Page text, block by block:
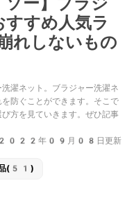
すめ人気ラ
しないもの
濯ネット。ブラジャー洗濯ネ
防ぐことができます。そこで
方を見ていきます。ぜひ記事
2022年09月08日更新
品(51)